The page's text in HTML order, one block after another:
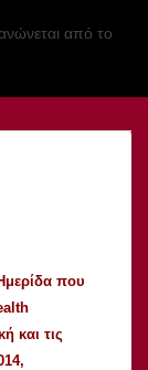
από το
που
και τις
,